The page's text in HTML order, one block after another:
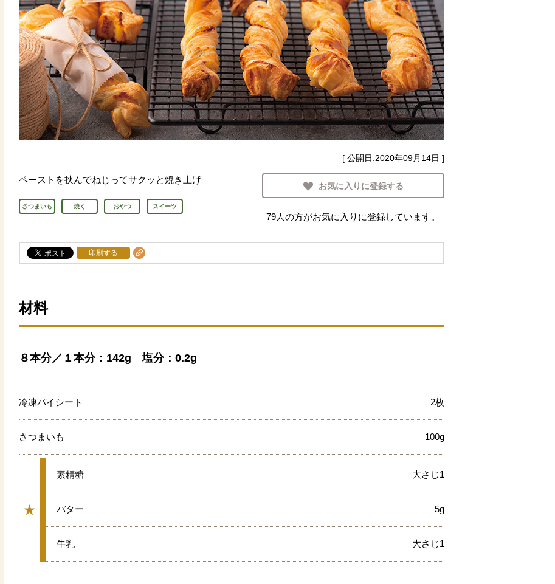
[ 公開日:2020年09月14日 ]
ペーストを挟んでねじってサクッと焼き上げ
さつまいも 焼く おやつ スイーツ
お気に入りに登録する
79人の方がお気に入りに登録しています。
印刷する
材料
８本分／１本分：142g 塩分：0.2g
冷凍パイシート 2枚
さつまいも 100g
★
グループ
★
素精糖 大さじ1
★
バター 5g
★
牛乳 大さじ1